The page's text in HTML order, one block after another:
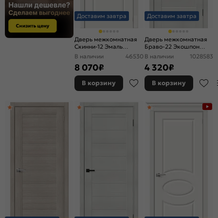
Доставим завтра
Дверь межкомнатная
Скинни-12 Эмаль
Whitey, без декора,
кромки, скиновая
В наличии 46530
8 070₽
В корзину
Доставим завтра
Дверь межкомнатная
Браво-22 Экошпон
Bianco melinga,
царговая
В наличии 1028583
4 320₽
В корзину